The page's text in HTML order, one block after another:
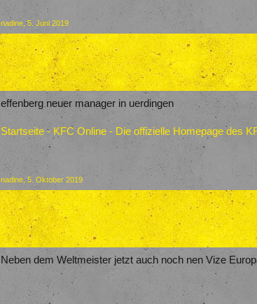
nadine , 5. Juni 2019
effenberg neuer manager in uerdingen
Startseite - KFC Online - Die offizielle Homepage des
nadine , 5. Oktober 2019
Neben dem Weltmeister jetzt auch noch nen Vize